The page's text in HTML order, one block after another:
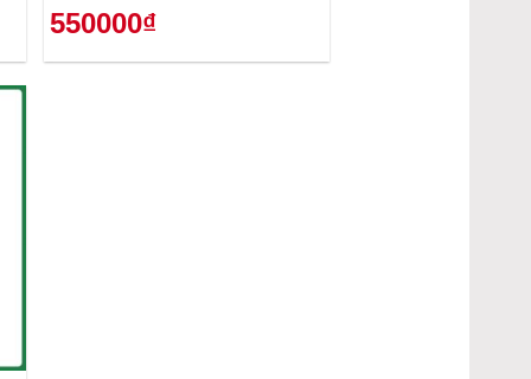
550000₫